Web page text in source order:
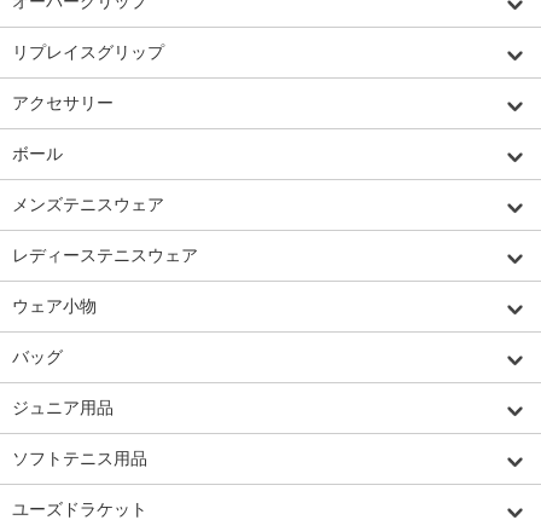
リプレイスグリップ
アクセサリー
ボール
メンズテニスウェア
レディーステニスウェア
ウェア小物
バッグ
ジュニア用品
ソフトテニス用品
ユーズドラケット